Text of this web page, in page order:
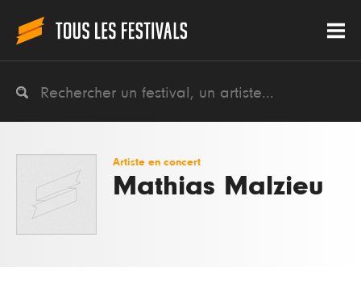
Artiste en concert
Mathias Malzieu